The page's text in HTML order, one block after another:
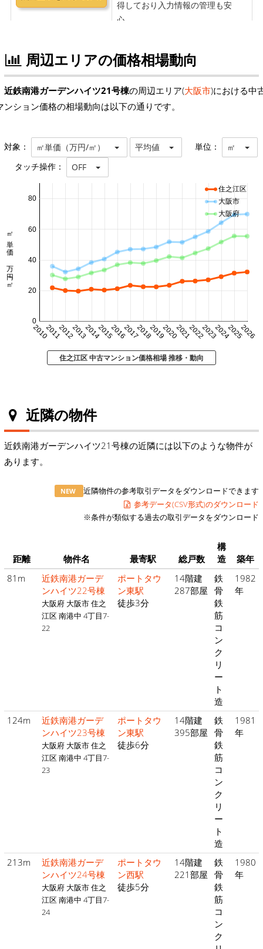
周辺エリアの価格相場動向
近鉄南港ガーデンハイツ21号棟の周辺エリア(大阪市)における中
ンション価格の相場動向は以下の通りです。
対象： ㎡単価（万円/㎡） 平均値 単位： ㎡
タッチ操作： OFF
20102011201220132014201520162017201820192020202120222023202420252026
0
20
40
60
80
㎡単価 万円/㎡
住之江区
大阪市
大阪府
住之江区 中古マンション価格相場 推移・動向
近隣の物件
近鉄南港ガーデンハイツ21号棟の近隣には以下のような物件が
あります。
NEW
近隣物件の参考取引データをダウンロードできます
参考データ(CSV形式)のダウンロード
※条件が類似する過去の取引データをダウンロード
距離 物件名 最寄駅 総戸数
構
造
築年
81m
近鉄南港ガーデ
ンハイツ22号棟
大阪府 大阪市 住之
江区 南港中 4丁目7-
22
ポートタウ
ン東駅
徒歩3分
14階建
287部屋
鉄
骨
鉄
筋
コ
ン
ク
リ
ー
ト
造
1982
年
124m
近鉄南港ガーデ
ンハイツ23号棟
大阪府 大阪市 住之
江区 南港中 4丁目7-
23
ポートタウ
ン東駅
徒歩6分
14階建
395部屋
鉄
骨
鉄
筋
コ
ン
ク
リ
ー
ト
造
1981
年
213m
近鉄南港ガーデ
ンハイツ24号棟
大阪府 大阪市 住之
江区 南港中 4丁目7-
24
ポートタウ
ン西駅
徒歩5分
14階建
221部屋
鉄
骨
鉄
筋
コ
ン
ク
1980
年